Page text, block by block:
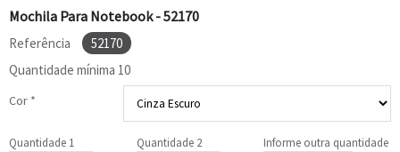
Mochila Para Notebook - 52170
Referência
52170
Quantidade mínima 10
Cor *
Quantidade 1 Quantidade 2
Informe outra quantidade